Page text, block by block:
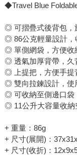
◆Travel Blue
◎ 可摺疊式後背包，
◎ 86公克輕量設計，
◎ 單側網袋，方便收
◎ 透氣加厚背帶，久
◎ 上提把，方便手提
◎ 雙向拉鍊設計，使
◎ 可收納至側邊口袋
◎ 11公升大容量收納
+ 重量：86g
+ 尺寸(展開)：
+ 尺寸(收折)：